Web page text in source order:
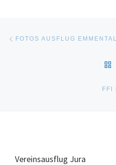
FOTOS AUSFLUG EMMENTAL
FFI
Vereinsausflug Jura